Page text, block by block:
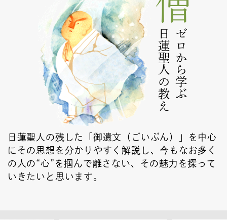
ゼロから学ぶ
日蓮聖人の教え
日蓮聖人の残した「御遺文（ごいぶん）」を中心
にその思想を分かりやすく解説し、今もなお多く
の人の“心”を掴んで離さない、その魅力を探って
いきたいと思います。